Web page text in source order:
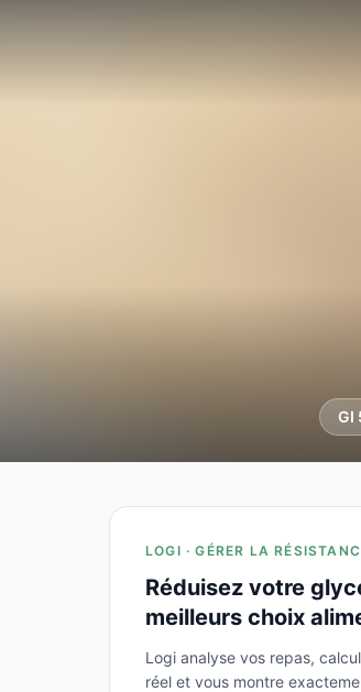
GI
LOGI · GÉRER LA
Réduisez votre
meilleurs choix
Logi analyse vos repas,
réel et vous montre